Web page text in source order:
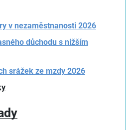
v nezaměstnanosti 2026
důchodu s nižším
srážek ze mzdy 2026